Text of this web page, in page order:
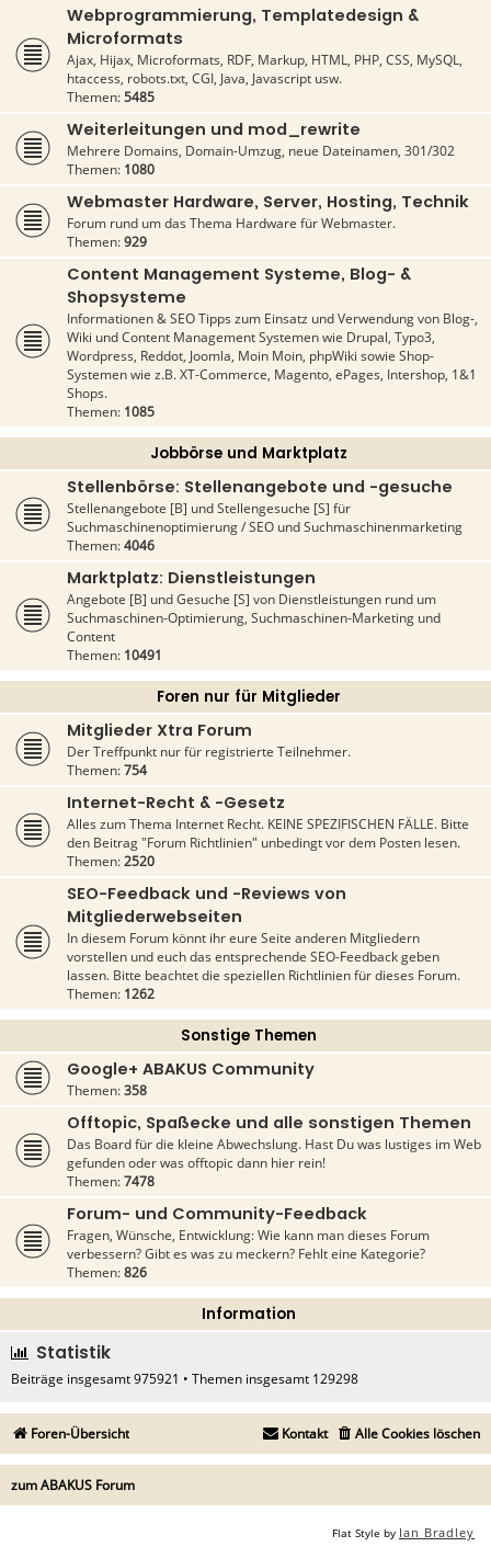
Webprogrammierung, Templatedesign &
Microformats
Ajax, Hijax, Microformats, RDF, Markup, HTML, PHP, CSS, MySQL,
htaccess, robots.txt, CGI, Java, Javascript usw.
Themen:5485
Weiterleitungen und mod_rewrite
Mehrere Domains, Domain-Umzug, neue Dateinamen, 301/302
Themen: 1080
Webmaster Hardware, Server, Hosting, Technik
Forum rund um das Thema Hardware für Webmaster.
Themen:929
Content Management Systeme, Blog- &
Shopsysteme
Informationen & SEO Tipps zum Einsatz und Verwendung von Blog-,
Wiki und Content Management Systemen wie Drupal, Typo3,
Wordpress, Reddot, Joomla, Moin Moin, phpWiki sowie Shop-
Systemen wie z.B. XT-Commerce, Magento, ePages, Intershop, 1&1
Shops.
Themen: 1085
Jobbörse und Marktplatz
Stellenbörse: Stellenangebote und -gesuche
Stellenangebote [B] und Stellengesuche [S] für
Suchmaschinenoptimierung / SEO und Suchmaschinenmarketing
Themen:4046
Marktplatz: Dienstleistungen
Angebote [B] und Gesuche [S] von Dienstleistungen rund um
Suchmaschinen-Optimierung, Suchmaschinen-Marketing und
Content
Themen: 10491
Foren nur für Mitglieder
Mitglieder Xtra Forum
Der Treffpunkt nur für registrierte Teilnehmer.
Themen:754
Internet-Recht & -Gesetz
Alles zum Thema Internet Recht. KEINE SPEZIFISCHEN FÄLLE. Bitte
den Beitrag "Forum Richtlinien" unbedingt vor dem Posten lesen.
Themen:2520
SEO-Feedback und -Reviews von
Mitgliederwebseiten
In diesem Forum könnt ihr eure Seite anderen Mitgliedern
vorstellen und euch das entsprechende SEO-Feedback geben
lassen. Bitte beachtet die speziellen Richtlinien für dieses Forum.
Themen: 1262
Sonstige Themen
Google+ ABAKUS Community
Themen:358
Offtopic, Spaßecke und alle sonstigen Themen
Das Board für die kleine Abwechslung. Hast Du was lustiges im Web
gefunden oder was offtopic dann hier rein!
Themen:7478
Forum- und Community-Feedback
Fragen, Wünsche, Entwicklung: Wie kann man dieses Forum
verbessern? Gibt es was zu meckern? Fehlt eine Kategorie?
Themen:826
Information
Statistik
Beiträge insgesamt975921 • Themen insgesamt 129298
Foren-Übersicht Alle Cookies löschen
Kontakt
zum ABAKUS Forum
Flat Style by Ian Bradley